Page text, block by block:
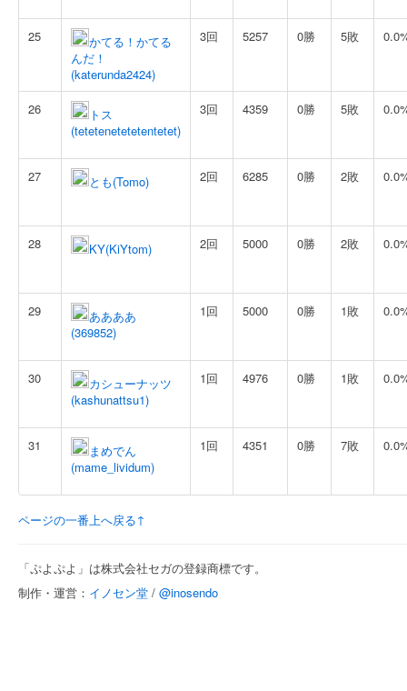
25
かてる！かてる
んだ！
(katerunda2424)
3回 5257 0勝 5敗
26
トス
(tetetenetetetentetet)
3回 4359 0勝 5敗
27 とも(Tomo) 2回 6285 0勝 2敗
28 KY(KiYtom) 2回 5000 0勝 2敗
29
ああああ
(369852)
1回 5000 0勝 1敗
30
カシューナッツ
(kashunattsu1)
1回 4976 0勝 1敗
31
まめでん
(mame_lividum)
1回 4351 0勝 7敗
ページの一番上へ戻る↑
「ぷよぷよ」は株式会社セガの登録商標です。
制作・運営： イノセン堂 / @inosendo